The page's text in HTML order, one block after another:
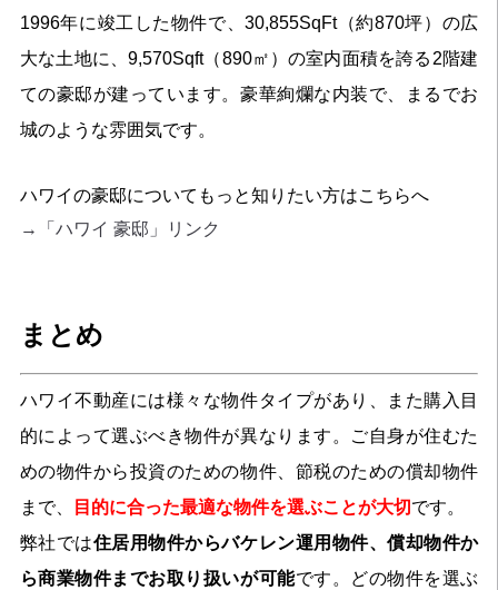
1996年に竣工した物件で、30,855SqFt（約870坪）の広
大な土地に、9,570Sqft（890㎡）の室内面積を誇る2階建
ての豪邸が建っています。豪華絢爛な内装で、まるでお
城のような雰囲気です。
ハワイの豪邸についてもっと知りたい方はこちらへ
→「ハワイ 豪邸」リンク
まとめ
ハワイ不動産には様々な物件タイプがあり、また購入目
的によって選ぶべき物件が異なります。ご自身が住むた
めの物件から投資のための物件、節税のための償却物件
まで、
目的に合った最適な物件を選ぶことが大切です。
弊社では住居用物件からバケレン運用物件、償却物件か
ら商業物件までお取り扱いが可能です。どの物件を選ぶ